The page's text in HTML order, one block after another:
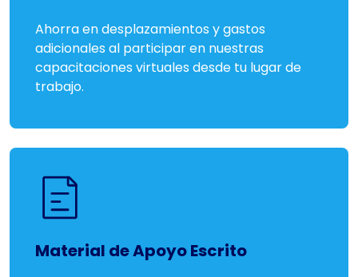
Ahorra en desplazamientos y gastos
adicionales al participar en nuestras
capacitaciones virtuales desde tu lugar de
trabajo.
Material de Apoyo Escrito